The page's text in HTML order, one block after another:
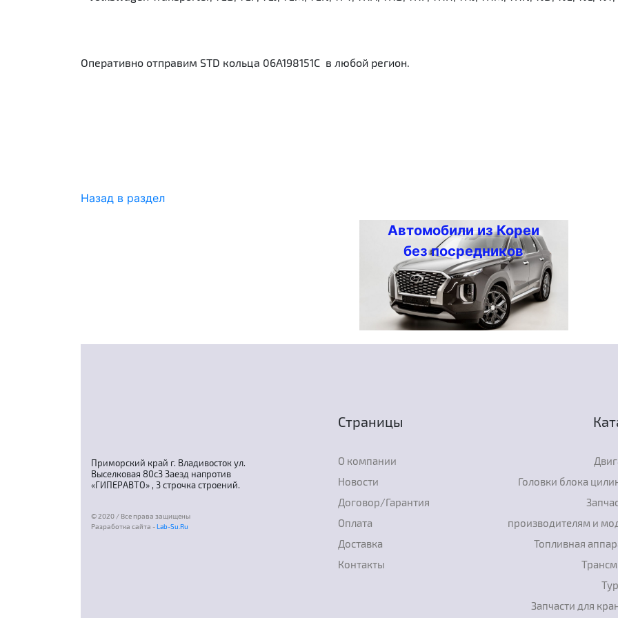
Оперативно отправим STD кольца 06A198151С в любой регион.
Назад в раздел
Автомобили из Кореи
без посредников
Приморский край г. Владивосток ул.
Выселковая 80с3 Заезд напротив
«ГИПЕРАВТО» , 3 строчка строений.
© 2020 / Все права защищены
Разработка сайта -Lab-Su.Ru
Страницы
О компании
Новости
Договор/Гарантия
Оплата
Доставка
Контакты
Головки блока
производителям и
Топливная
Запчасти для